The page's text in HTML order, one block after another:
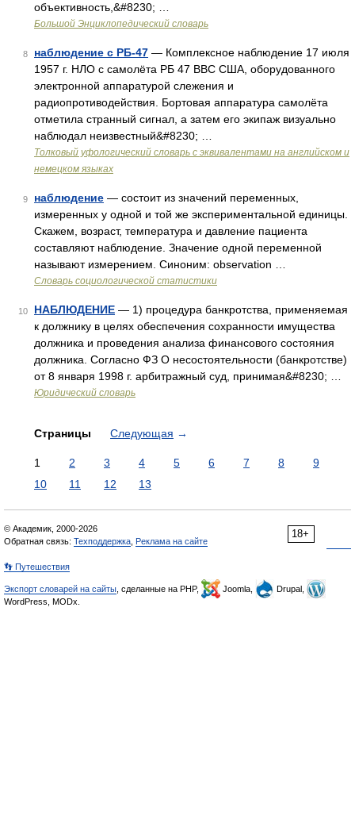
объективность,&#8230; …
Большой Энциклопедический словарь
8 наблюдение с РБ-47 — Комплексное наблюдение 17 июля
1957 г. НЛО с самолёта РБ 47 ВВС США, оборудованного
электронной аппаратурой слежения и
радиопротиводействия. Бортовая аппаратура самолёта
отметила странный сигнал, а затем его экипаж визуально
наблюдал неизвестный&#8230; …
Толковый уфологический словарь с эквивалентами на английском и
немецком языках
9 наблюдение — состоит из значений переменных,
измеренных у одной и той же экспериментальной единицы.
Скажем, возраст, температура и давление пациента
составляют наблюдение. Значение одной переменной
называют измерением. Синоним: observation …
Словарь социологической статистики
10 НАБЛЮДЕНИЕ — 1) процедура банкротства, применяемая
к должнику в целях обеспечения сохранности имущества
должника и проведения анализа финансового состояния
должника. Согласно ФЗ О несостоятельности (банкротстве)
от 8 января 1998 г. арбитражный суд, принимая&#8230; …
Юридический словарь
Страницы Следующая →
1 2 3 4 5 6 7 8
9
10
11 12 13
18+
© Академик, 2000-2026
Обратная связь: Техподдержка Реклама на сайте
👣 Путешествия
Экспорт словарей на сайты , сделанные на PHP, Joomla,
Drupal,
WordPress, MODx.